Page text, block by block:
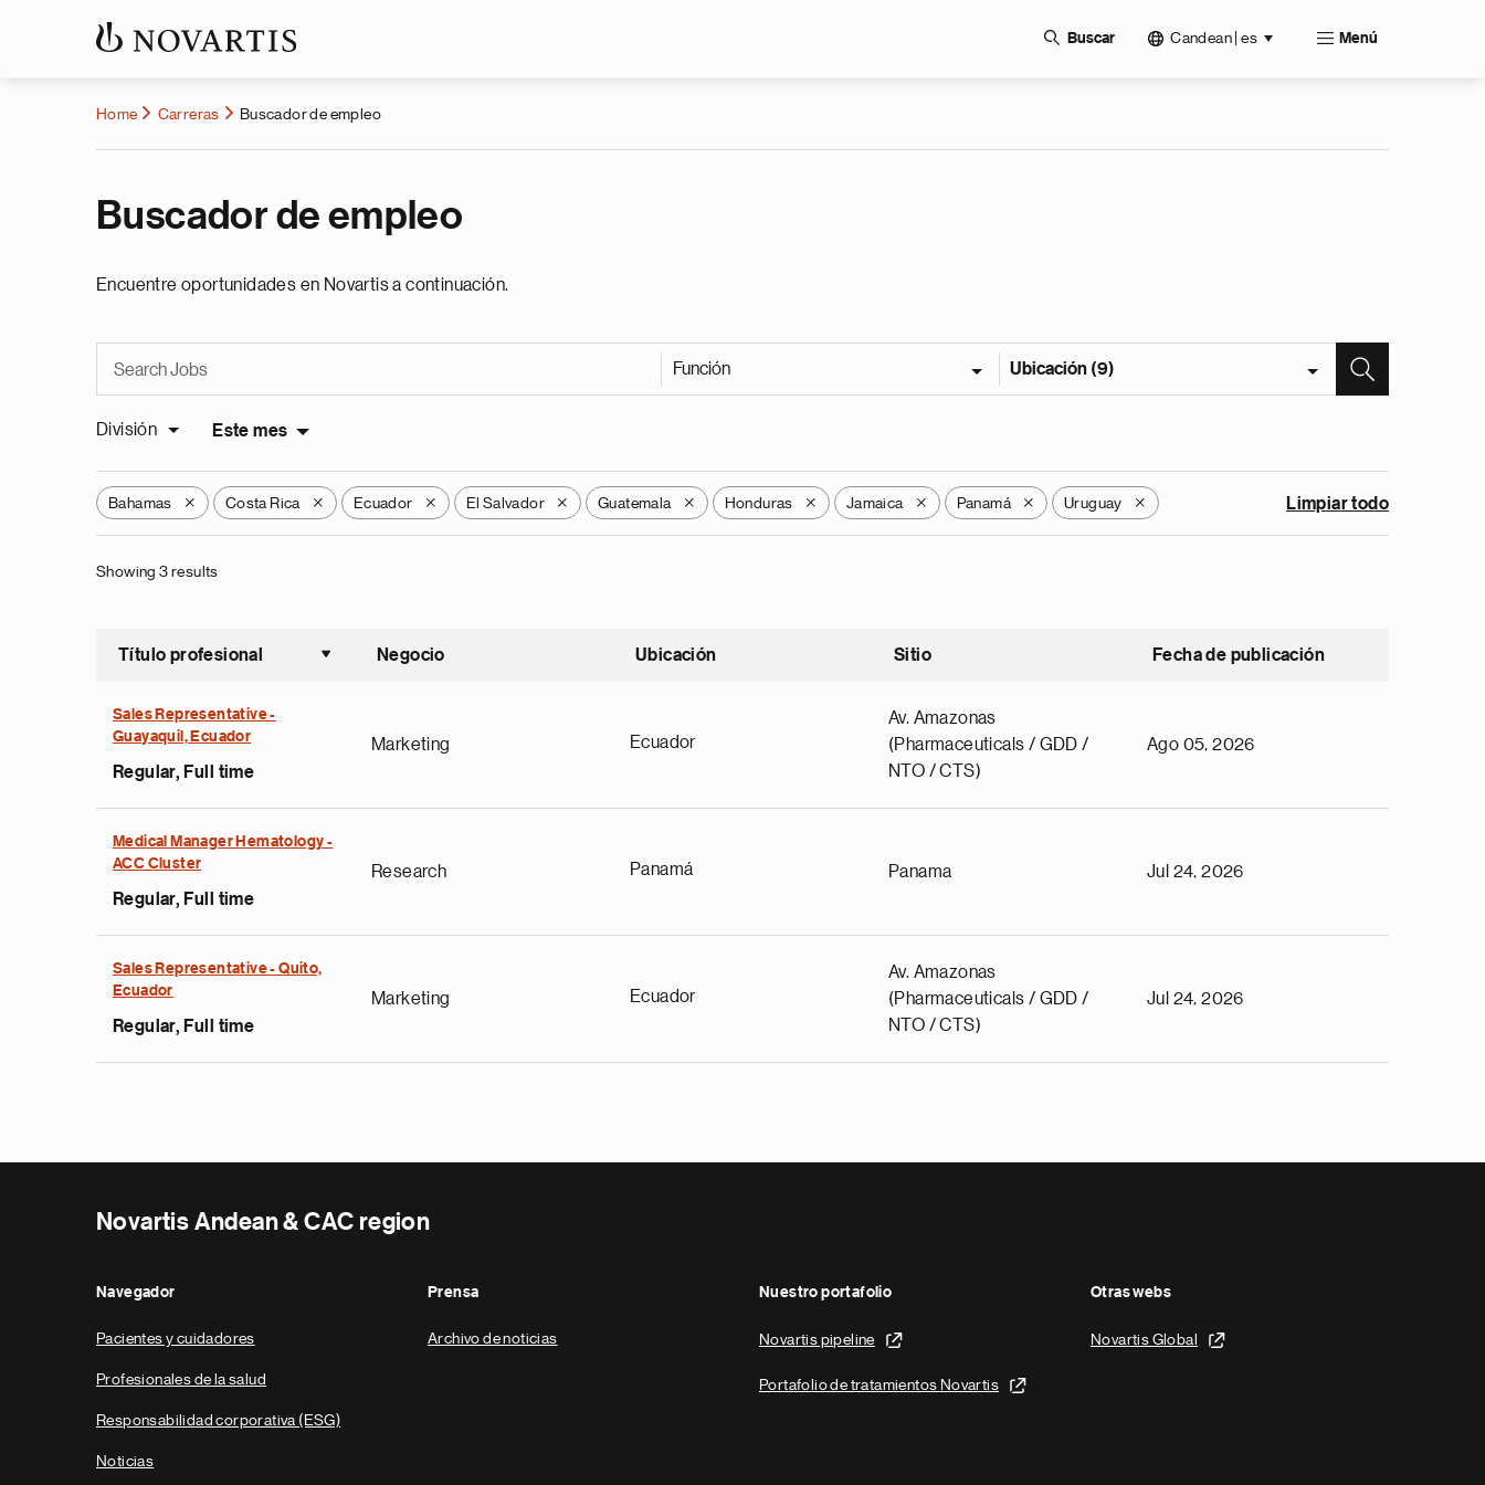
Buscar Candean | es Menú
Home Carreras Buscador de empleo
Buscador de empleo
Encuentre oportunidades en Novartis a continuación.
Función Ubicación (9)
División Este mes
Bahamas X Costa Rica X Ecuador X El Salvador X Guatemala X Honduras X Jamaica X Panamá X Uruguay X Limpiar todo
Showing 3 results
Título profesional
Ordenar ascendente
Negocio Ubicación Sitio Fecha de publicación
Sales Representative -
Guayaquil, Ecuador
Regular, Full time
Marketing Ecuador
Av. Amazonas
(Pharmaceuticals / GDD /
NTO / CTS)
Ago 05, 2026
Medical Manager Hematology -
ACC Cluster
Regular, Full time
Research Panamá Panama Jul 24, 2026
Sales Representative - Quito,
Ecuador
Regular, Full time
Marketing Ecuador
Av. Amazonas
(Pharmaceuticals / GDD /
NTO / CTS)
Jul 24, 2026
Novartis Andean & CAC region
Navegador
Pacientes y cuidadores
Profesionales de la salud
Responsabilidad corporativa (ESG)
Noticias
Prensa
Archivo de noticias
Nuestro portafolio
Novartis pipeline
Portafolio de tratamientos Novartis
Otras webs
Novartis Global